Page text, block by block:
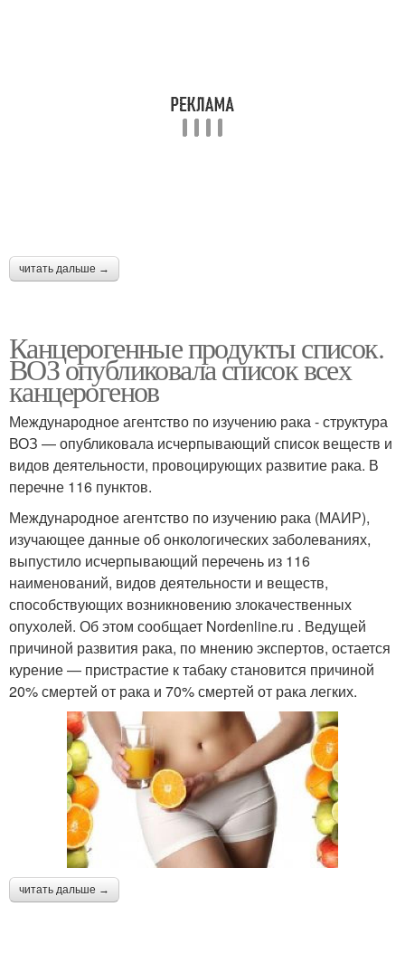
читать дальше →
Канцерогенные продукты список.
ВОЗ опубликовала список всех
канцерогенов
Международное агентство по изучению рака - структура
ВОЗ — опубликовала исчерпывающий список веществ и
видов деятельности, провоцирующих развитие рака. В
перечне 116 пунктов.
Международное агентство по изучению рака (МАИР),
изучающее данные об онкологических заболеваниях,
выпустило исчерпывающий перечень из 116
наименований, видов деятельности и веществ,
способствующих возникновению злокачественных
опухолей. Об этом сообщает Nordenline.ru . Ведущей
причиной развития рака, по мнению экспертов, остается
курение — пристрастие к табаку становится причиной
20% смертей от рака и 70% смертей от рака легких.
читать дальше →